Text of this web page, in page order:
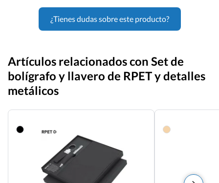
¿Tienes dudas sobre este producto?
Artículos relacionados con Set de
bolígrafo y llavero de RPET y detalles
metálicos